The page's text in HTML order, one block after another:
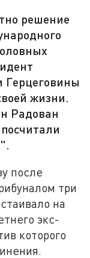
решение
Герцеговины
жизни.
Радован
после
три
на
экс-
которого